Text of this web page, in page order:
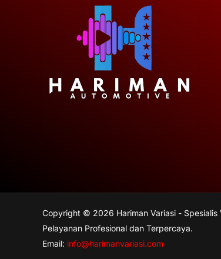
Copyright © 2026 Hariman Variasi - Spesialis
Pelayanan Profesional dan Terpercaya.
Email: info@harimanvariasi.com